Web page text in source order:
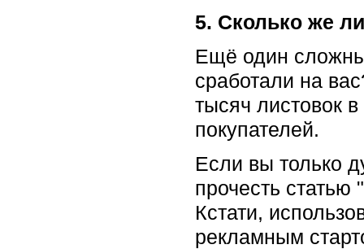
5. Сколько же
Ещё один
сработали на
тысяч листовок
покупателей.
Если вы только
прочесть статью "
Кстати,
рекламным